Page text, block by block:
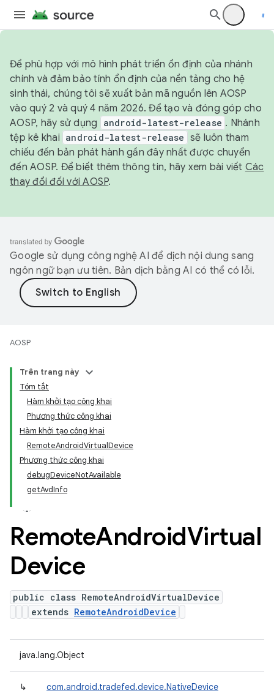
Để phù hợp với mô hình phát triển ổn định của nhánh
chính và đảm bảo tính ổn định của nền tảng cho hệ
sinh thái, chúng tôi sẽ xuất bản mã nguồn lên AOSP
vào quý 2 và quý 4 năm 2026. Để tạo và đóng góp cho
AOSP, hãy sử dụng
android-latest-release . Nhánh
tệp kê khai android-latest-release sẽ luôn tham
chiếu đến bản phát hành gần đây nhất được chuyển
đến AOSP. Để biết thêm thông tin, hãy xem bài viết Các
thay đổi đối với AOSP.
Google sử dụng công nghệ AI để dịch nội dung sang
ngôn ngữ bạn ưu tiên. Bản dịch bằng AI có thể có lỗi.
AOSP
Trên trang này
Tóm tắt
Hàm khởi tạo công khai
Phương thức công khai
Hàm khởi tạo công khai
RemoteAndroidVirtualDevice
Phương thức công khai
debugDeviceNotAvailable
getAvdInfo
RemoteAndroidVirtual
Device
public class RemoteAndroidVirtualDevice
extends RemoteAndroidDevice
java.lang.Object
↳ com.android.tradefed.device.NativeDevice